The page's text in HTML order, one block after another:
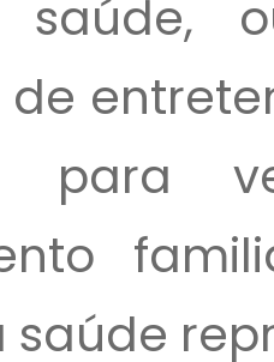
de
saúde